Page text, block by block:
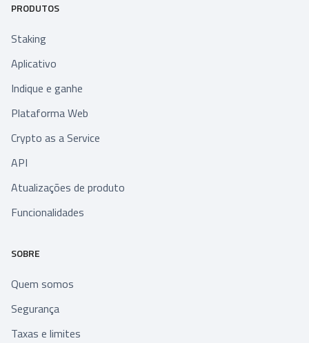
PRODUTOS
Staking
Aplicativo
Indique e ganhe
Plataforma Web
Crypto as a Service
API
Atualizações de produto
Funcionalidades
SOBRE
Quem somos
Segurança
Taxas e limites